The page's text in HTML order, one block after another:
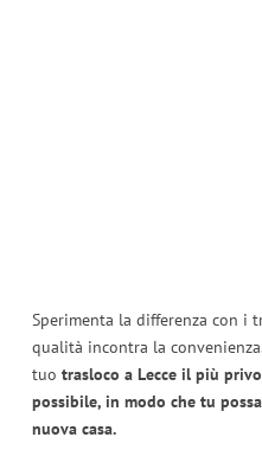
Sperimenta la differenza con i
qualità incontra la
tuo trasloco a Lecce il più
possibile, in modo che tu
nuova casa.